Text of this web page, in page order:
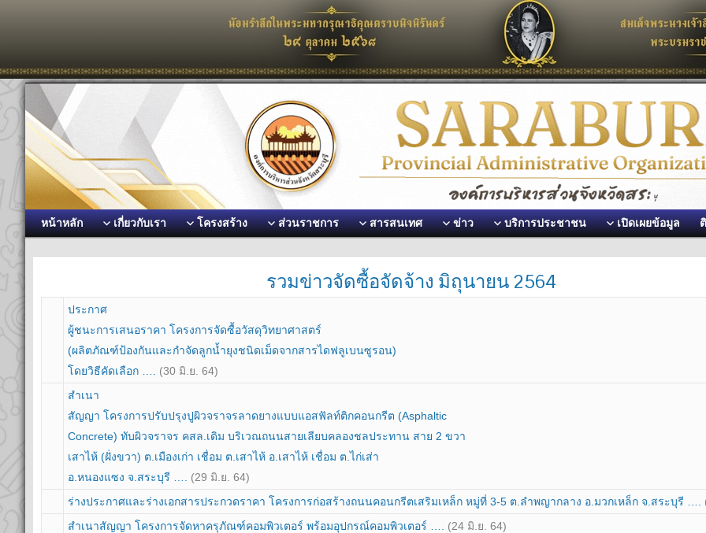
หน้าหลัก เกี่ยวกับเรา โครงสร้าง ส่วนราชการ สารสนเทศ ข่าว บริการประชาชน เปิดเผยข้อมูล
รวมข่าวจัดซื้อจัดจ้าง มิถุนายน 2564
ประกาศ
ผู้ชนะการเสนอราคา โครงการจัดซื้อวัสดุวิทยาศาสตร์
(ผลิตภัณฑ์ป้องกันและกำจัดลูกน้ำยุงชนิดเม็ดจากสารไดฟลูเบนซูรอน)
โดยวิธีคัดเลือก …. (30 มิ.ย. 64)
สำเนา
สัญญา โครงการปรับปรุงปูผิวจราจรลาดยางแบบแอสฟัลท์ติกคอนกรีต (Asphaltic
Concrete) ทับผิวจราจร คสล.เดิม บริเวณถนนสายเลียบคลองชลประทาน สาย 2 ขวา
เสาไห้ (ฝั่งขวา) ต.เมืองเก่า เชื่อม ต.เสาไห้ อ.เสาไห้ เชื่อม ต.ไก่เส่า
อ.หนองแซง จ.สระบุรี …. (29 มิ.ย. 64)
ร่างประกาศและร่างเอกสารประกวดราคา โครงการก่อสร้างถนนคอนกรีตเสริมเหล็ก หมู่ที่ 3-5 ต.ลำพญากลาง อ.มวกเหล็ก จ.สระบุรี ….
สำเนาสัญญา โครงการจัดหาครุภัณฑ์คอมพิวเตอร์ พร้อมอุปกรณ์คอมพิวเตอร์ …. (24 มิ.ย. 64)